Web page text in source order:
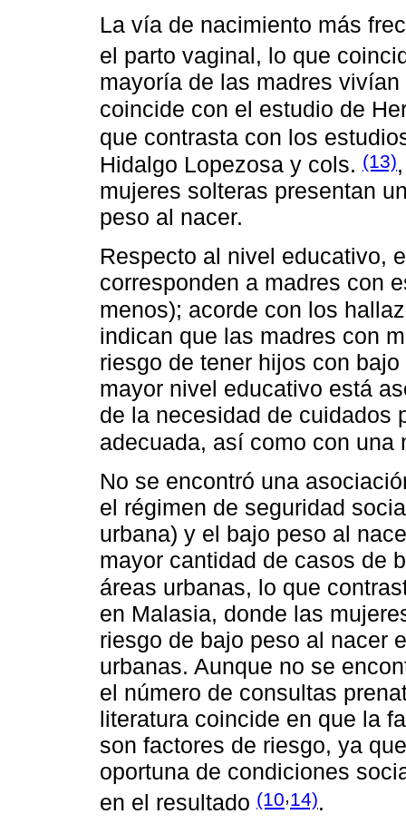
La vía de nacimiento más
el parto vaginal, lo que
mayoría de las madres
coincide con el estudio de
que contrasta con los
Hidalgo Lopezosa y cols. (13)
mujeres solteras presentan
peso al nacer.
Respecto al nivel educativo,
corresponden a madres con
menos); acorde con los
indican que las madres con
riesgo de tener hijos con
mayor nivel educativo está
de la necesidad de cuidados
adecuada, así como con
No se encontró una
el régimen de seguridad
urbana) y el bajo peso al
mayor cantidad de casos de
áreas urbanas, lo que
en Malasia, donde las
riesgo de bajo peso al nacer
urbanas. Aunque no se
el número de consultas
literatura coincide en que la
son factores de riesgo, ya
oportuna de condiciones
en el resultado (10,14).